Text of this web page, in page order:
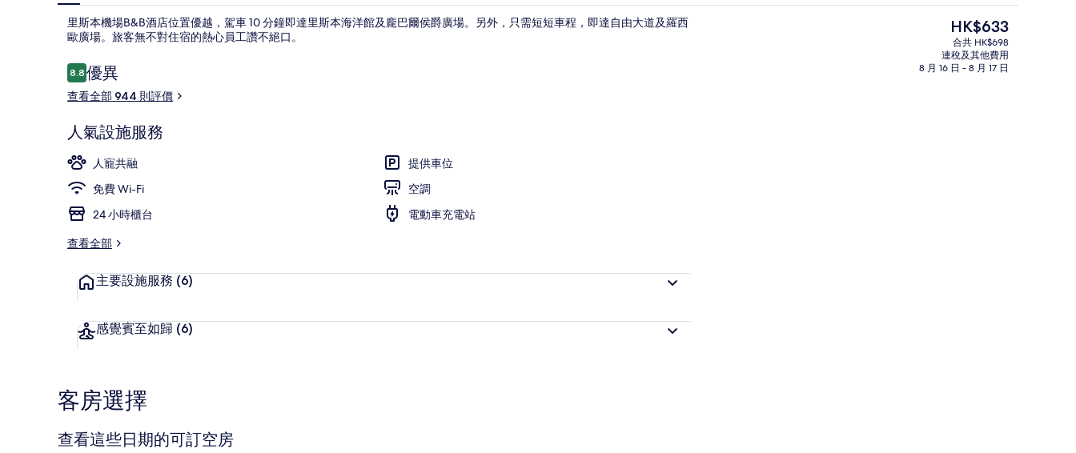
接待處
里斯本機場B&B酒店位置優越，駕車 10 分鐘即達里斯本海洋館及龐巴爾侯爵廣場。另外，只需短短車程，即達自由大道及羅西
歐廣場。旅客無不對住宿的熱心員工讚不絕口。
評
價
8.88.8 分，滿分 10 分，
優異
查看全部 944 則評價
人氣設施服務
人寵共融
提供車位
免費 Wi-Fi
空調
24 小時櫃台
電動車充電站
查看全部
主要設施服務 (6)
感覺賓至如歸 (6)
現
價
HK$633
HK$633
合共 HK$698
連稅及其他費用
8 月 16 日 - 8 月 17 日
客房選擇
查看這些日期的可訂空房